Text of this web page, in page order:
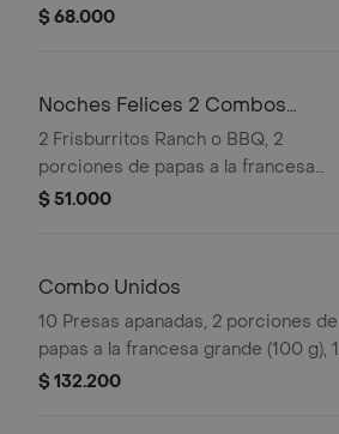
und), papas a la francesa grande (100
$ 68.000
Noches Felices 2 Combos
Frisburritos
2 Frisburritos Ranch o BBQ, 2
porciones de papas a la francesa
mediana (60 g und) y 2 gaseosas (325
$ 51.000
Combo Unidos
10 Presas apanadas, 2 porciones de
papas a la francesa grande (100 g), 1
porción de yuca stick (10 und),
$ 132.200